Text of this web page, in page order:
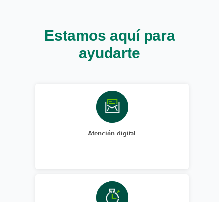
Estamos aquí para
ayudarte
Atención digital